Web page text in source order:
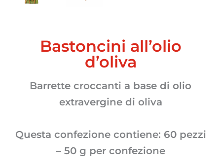
Bastoncini all’olio
d’oliva
Barrette croccanti a base di olio
extravergine di oliva
Questa confezione contiene: 60 pezzi
– 50 g per confezione